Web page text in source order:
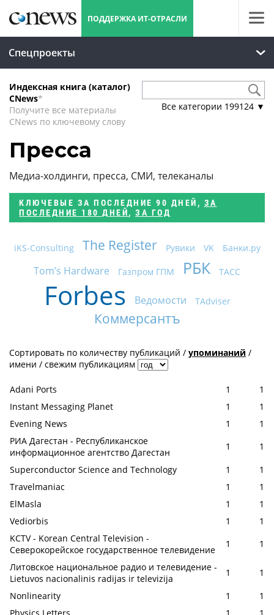
ПОДДЕРЖКА ИТ-ОТРАСЛИ
Спецпроекты
Индексная книга (каталог)
CNews*
Получите все материалы
CNews по ключевому слову
Все категории 199124 ▼
Пресса
Медиа-холдинги, пресса, СМИ, телеканалы
КЛЮЧЕВЫЕ ЗА ПОСЛЕДНИЕ 90 ДНЕЙ , ЗА
ПОСЛЕДНИЕ 180 ДНЕЙ, ЗА ГОД
iKS-Consulting The Register Рувики VK Банки.ру
Tom’s Hardware Газпром ГПМ РБК ТАСС
Forbes Ведомости TAdviser
Коммерсантъ
Сортировать по количеству публикаций / упоминаний /
имени / свежим публикациям
Adani Ports 1
1
Instant Messaging Planet
1
1
Evening News
1
1
РИА Дагестан - Республиканское
информационное агентство Дагестан
1
1
Superconductor Science and Technology
1
1
Travelmaniac
1
1
ElMasla
1
1
Vediorbis
1
1
KCTV - Korean Central Television -
Северокорейское государственное телевидение
1
1
Литовское национальное радио и телевидение -
Lietuvos nacionalinis radijas ir televizija
1
1
Nonlinearity
1
1